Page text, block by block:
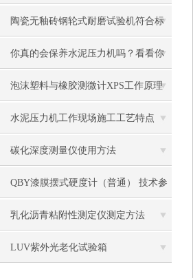
陶瓷无釉砖钢轮式耐磨试验机符合标
准
你真的会保养水泥压力机吗？看看你
都做到了几条
泡沫塑料与橡胶测微计XPS工作原理
及操作使用
水泥压力机工作现场施工工艺特点
碳化深度测量仪使用方法
QBY漆膜摆式硬度计（普通） 技术参
数 价格
乳化沥青粘附性测定仪测定方法
LUV紫外光老化试验箱